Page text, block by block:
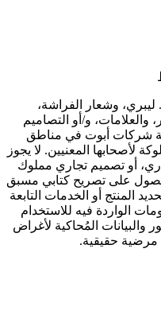
ليبري، وشعار الفراشة،
و/أو التصاميم
شركات أبوت في مناطق
لأصحابها المعنيين. لا يجوز
أو تصميم تجاري مملوك
على تصريح كتابي مسبق
المنتج أو الخدمات التابعة
الواردة فيه للاستخدام
والبيانات المُحاكية لأغراض
مرضية حقيقية.